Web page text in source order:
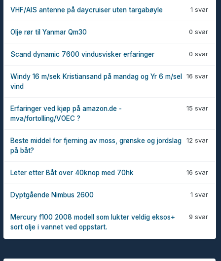
1 svar
VHF/AIS antenne på daycruiser uten targabøyle
0 svar
Olje rør til Yanmar Qm30
0 svar
Scand dynamic 7600 vindusvisker erfaringer
16 svar
Windy 16 m/sek Kristiansand på mandag og Yr 6 m/sel
vind
15 svar
Erfaringer ved kjøp på amazon.de -
mva/fortolling/VOEC ?
12 svar
Beste middel for fjerning av moss, grønske og jordslag
på båt?
16 svar
Leter etter Båt over 40knop med 70hk
1 svar
Dyptgående Nimbus 2600
9 svar
Mercury f100 2008 modell som lukter veldig eksos+
sort olje i vannet ved oppstart.